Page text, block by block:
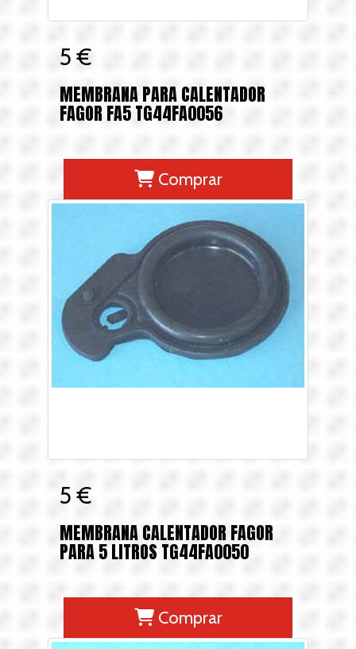
5 €
MEMBRANA PARA CALENTADOR
FAGOR FA5 TG44FA0056
Comprar
5 €
MEMBRANA CALENTADOR FAGOR
PARA 5 LITROS TG44FA0050
Comprar